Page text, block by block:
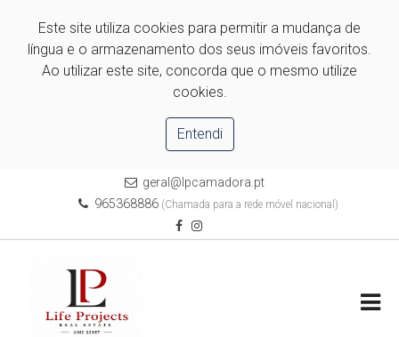
Este site utiliza cookies para permitir a mudança de
língua e o armazenamento dos seus imóveis favoritos.
Ao utilizar este site, concorda que o mesmo utilize
cookies.
Entendi
geral@lpcamadora.pt
965368886 (Chamada para a rede móvel nacional)